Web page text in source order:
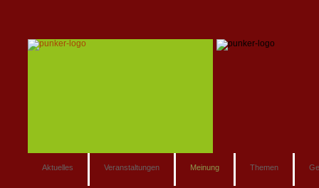
Aktuelles Veranstaltungen Meinung Themen